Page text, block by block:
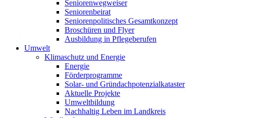
Seniorenwegweiser
Seniorenbeirat
Seniorenpolitisches Gesamtkonzept
Broschüren und Flyer
Ausbildung in Pflegeberufen
Umwelt
Klimaschutz und Energie
Energie
Förderprogramme
Solar- und Gründachpotenzialkataster
Aktuelle Projekte
Umweltbildung
Nachhaltig Leben im Landkreis